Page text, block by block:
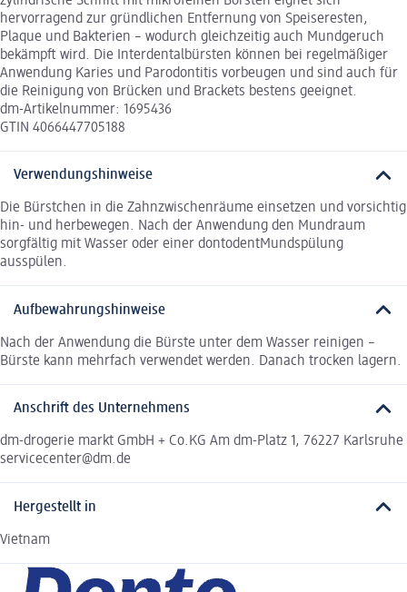
hervorragend zur gründlichen Entfernung von Speiseresten,
Plaque und Bakterien – wodurch gleichzeitig auch Mundgeruch
bekämpft wird. Die Interdentalbürsten können bei regelmäßiger
Anwendung Karies und Parodontitis vorbeugen und sind auch für
die Reinigung von Brücken und Brackets bestens geeignet.
dm-Artikelnummer: 1695436
GTIN 4066447705188
Verwendungshinweise
Die Bürstchen in die Zahnzwischenräume einsetzen und vorsichtig
hin- und herbewegen. Nach der Anwendung den Mundraum
sorgfältig mit Wasser oder einer dontodentMundspülung
ausspülen.
Aufbewahrungshinweise
Nach der Anwendung die Bürste unter dem Wasser reinigen –
Bürste kann mehrfach verwendet werden. Danach trocken lagern.
Anschrift des Unternehmens
dm-drogerie markt GmbH + Co.KG Am dm-Platz 1, 76227 Karlsruhe
servicecenter@dm.de
Hergestellt in
Vietnam